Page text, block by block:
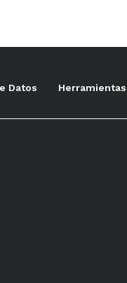
Datos Herramientas